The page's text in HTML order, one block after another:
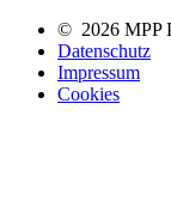
© 2026 MPP
Datenschutz
Impressum
Cookies